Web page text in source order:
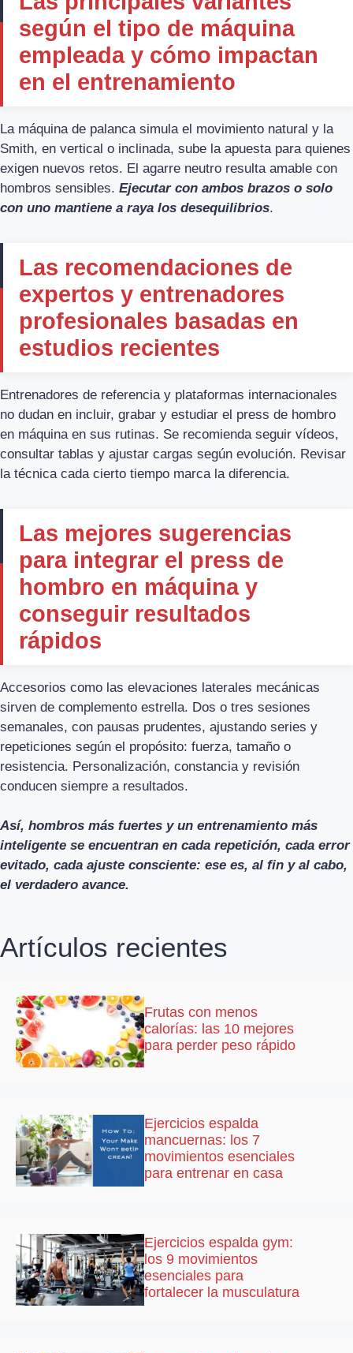
según el tipo de máquina
empleada y cómo impactan
en el entrenamiento
La máquina de palanca simula el movimiento natural y la
Smith, en vertical o inclinada, sube la apuesta para quienes
exigen nuevos retos. El agarre neutro resulta amable con
hombros sensibles. Ejecutar con ambos brazos o solo
con uno mantiene a raya los desequilibrios.
Las recomendaciones de
expertos y entrenadores
profesionales basadas en
estudios recientes
Entrenadores de referencia y plataformas internacionales
no dudan en incluir, grabar y estudiar el press de hombro
en máquina en sus rutinas. Se recomienda seguir vídeos,
consultar tablas y ajustar cargas según evolución. Revisar
la técnica cada cierto tiempo marca la diferencia.
Las mejores sugerencias
para integrar el press de
hombro en máquina y
conseguir resultados
rápidos
Accesorios como las elevaciones laterales mecánicas
sirven de complemento estrella. Dos o tres sesiones
semanales, con pausas prudentes, ajustando series y
repeticiones según el propósito: fuerza, tamaño o
resistencia. Personalización, constancia y revisión
conducen siempre a resultados.
Así, hombros más fuertes y un entrenamiento más
inteligente se encuentran en cada repetición, cada error
evitado, cada ajuste consciente: ese es, al fin y al cabo,
el verdadero avance.
Artículos recientes
Frutas con menos
calorías: las 10 mejores
para perder peso rápido
Ejercicios espalda
mancuernas: los 7
movimientos esenciales
para entrenar en casa
Ejercicios espalda gym:
los 9 movimientos
esenciales para
fortalecer la musculatura